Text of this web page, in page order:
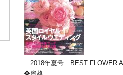
2018年夏号
BEST FLOWER
❖資格